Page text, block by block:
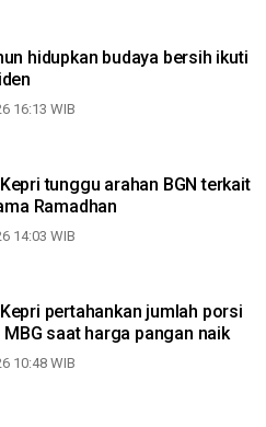
hidupkan budaya bersih ikuti
16:13 WIB
tunggu arahan BGN terkait
Ramadhan
14:03 WIB
pertahankan jumlah porsi
saat harga pangan naik
10:48 WIB